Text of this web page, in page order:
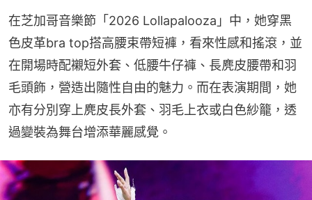
在芝加哥音樂節「2026 Lollapalooza」中，她穿黑
色皮革bra top搭高腰束帶短褲，看來性感和搖滾，並
在開場時配襯短外套、低腰牛仔褲、長麂皮腰帶和羽
毛頭飾，營造出隨性自由的魅力。而在表演期間，她
亦有分別穿上麂皮長外套、羽毛上衣或白色紗籠，透
過變裝為舞台增添華麗感覺。